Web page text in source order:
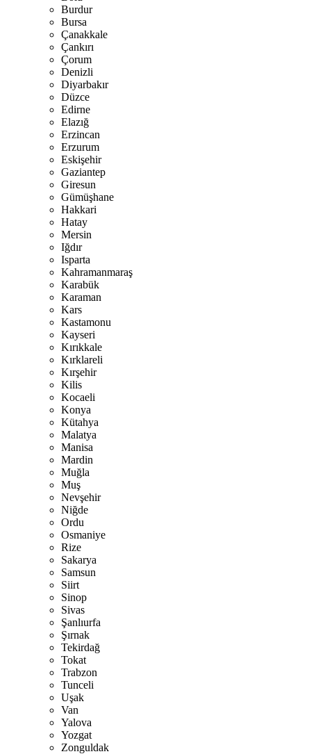
Burdur
Bursa
Çanakkale
Çankırı
Çorum
Denizli
Diyarbakır
Düzce
Edirne
Elazığ
Erzincan
Erzurum
Eskişehir
Gaziantep
Giresun
Gümüşhane
Hakkari
Hatay
Mersin
Iğdır
Isparta
Kahramanmaraş
Karabük
Karaman
Kars
Kastamonu
Kayseri
Kırıkkale
Kırklareli
Kırşehir
Kilis
Kocaeli
Konya
Kütahya
Malatya
Manisa
Mardin
Muğla
Muş
Nevşehir
Niğde
Ordu
Osmaniye
Rize
Sakarya
Samsun
Siirt
Sinop
Sivas
Şanlıurfa
Şırnak
Tekirdağ
Tokat
Trabzon
Tunceli
Uşak
Van
Yalova
Yozgat
Zonguldak